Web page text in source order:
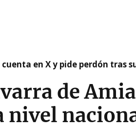
en X y pide perdón tras
de
nivel